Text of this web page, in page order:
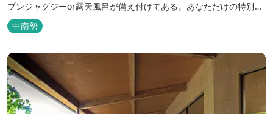
プンジャグジーor露天風呂が備え付けてある。あなただけの特別な
時間をお過ごしください。
中南勢